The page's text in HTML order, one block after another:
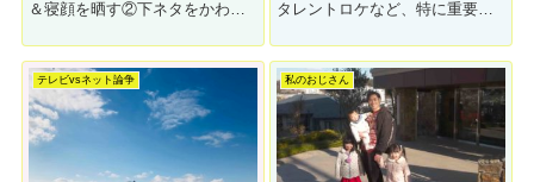
＆寝顔を晒す②下ネタをかわす
る必要がある、以上４つの条件
について解説します。女性ディ
レクターは数が少ないのでとて
も貴重です。
タレントロケなど、特に重要な
す。僕の実体験です。
テレビvsネット論争 私のおじさん